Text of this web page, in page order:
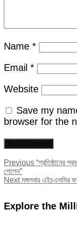
Name *
Email *
Website
Save my
browser for the
Post
navigation
Previous Previous
“প্রতিষ্ঠানের
পেলেন”
Next Next
মঙ্গলবার এইচএসসির
Explore the